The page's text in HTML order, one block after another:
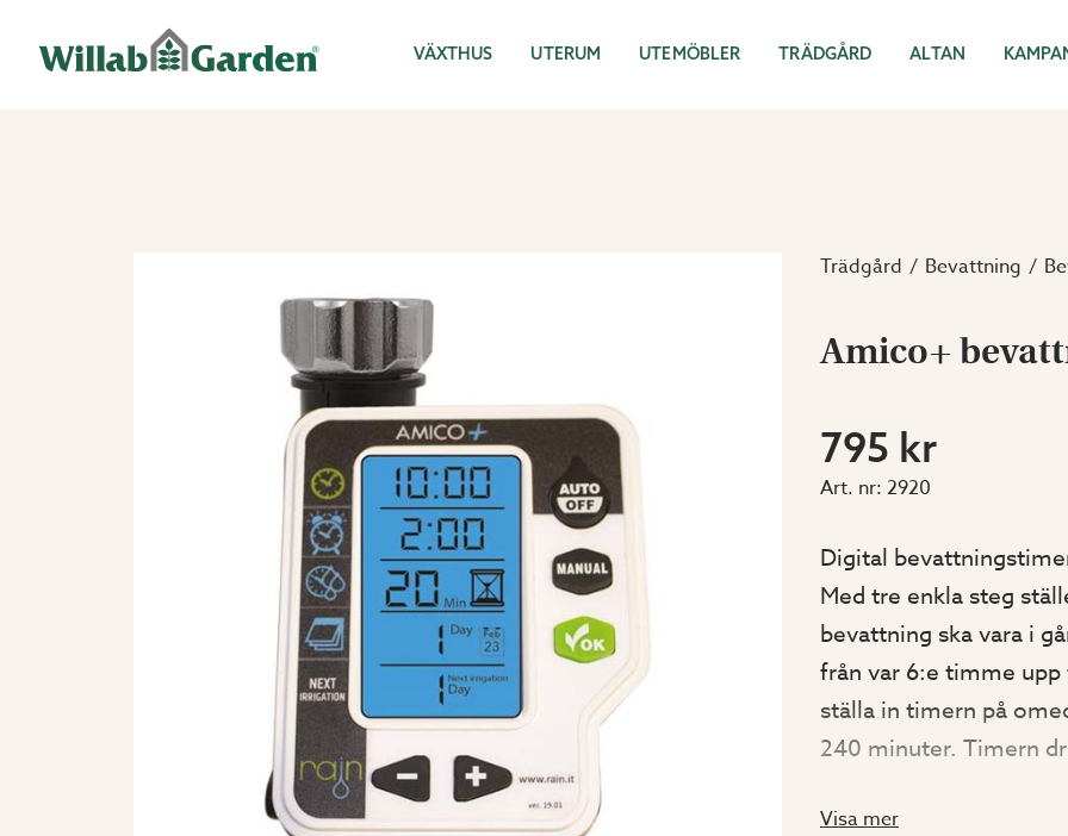
VÄXTHUS UTERUM UTEMÖBLER TRÄDGÅRD ALTAN
Trädgård Bevattning
Amico+
795 kr
Art. nr: 2920
Digital
Med tre enkla steg
bevattning ska vara i
från var 6:e timme upp
ställa in timern på
240 minuter. Timern
Specifikation
Visa mer